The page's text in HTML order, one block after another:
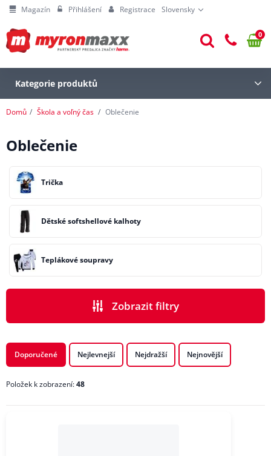
Magazín Přihlášení Registrace Slovensky
0
Kategorie produktů
Domů Škola a voľný čas Oblečenie
Oblečenie
Trička
Dětské softshellové kalhoty
Teplákové soupravy
Zobrazit filtry
PODKATEGORIE
CENA
Doporučené Nejlevnejší Nejdražší Nejnovější
Položek k zobrazení:48